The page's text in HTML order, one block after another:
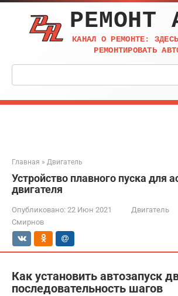
Перейти
контенту
РЕМОНТ
КАНАЛ О РЕМОНТЕ:
РЕМОНТИРОВАТЬ
Поиск:
Главная » Двигатель
Устройство плавного пуска для
двигателя
Опубликовано: 22 Июн 2021 Двигатель
Смирнов
Как установить автозапуск
последовательность шагов